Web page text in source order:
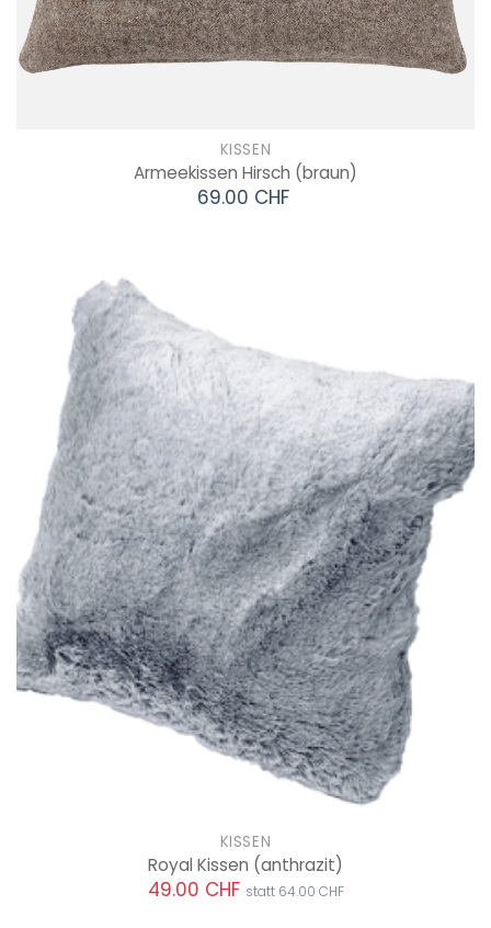
KISSEN
Armeekissen Hirsch (braun)
69.00 CHF
KISSEN
Royal Kissen (anthrazit)
49.00 CHF statt 64.00 CHF